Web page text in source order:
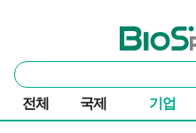
바이오스펙
통
합
검
색
전체 국제 기업